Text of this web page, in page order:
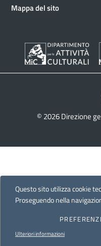
Mappa del sito
© 2026 Direzione
Questo sito utilizza cookie
Proseguendo nella
Ulteriori informazioni